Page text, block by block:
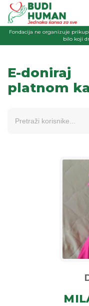
Fondacija ne organizuje
bilo koji
E-doniraj
platnom